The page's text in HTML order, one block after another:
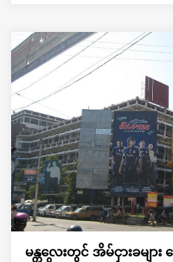
မန္တလေးတွင် အိမ်ငှားခမျာ